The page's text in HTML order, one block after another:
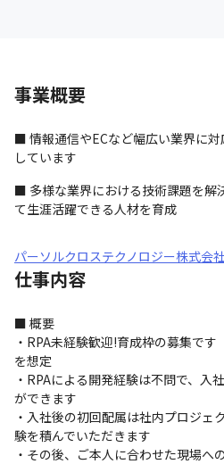
事業概要
■ 情報通信やECなど幅広い業界に
しています
■ 多様な業界における技術課題を解
て生涯活躍できる人材を育成
パーソルクロステクノロジー株式会
仕事内容
■ 概要
・RPA未経験歓迎!育成枠の募集で
を想定
・RPAによる開発経験は不問で、入
ができます
・入社後の初回配属は社内プロジェ
験を積んでいただきます
・その後、ご本人に合わせた現場へ